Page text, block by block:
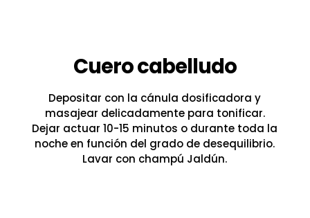
Cuero cabelludo
Depositar con la cánula dosificadora y
masajear delicadamente para tonificar.
Dejar actuar 10-15 minutos o durante toda la
noche en función del grado de desequilibrio.
Lavar con champú Jaldún.